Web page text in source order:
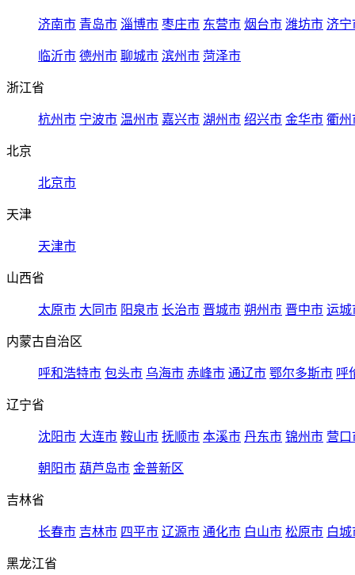
济南市 青岛市 淄博市 枣庄市 东营市 烟台市 潍坊市 济宁
临沂市 德州市 聊城市 滨州市 菏泽市
浙江省
杭州市 宁波市 温州市 嘉兴市 湖州市 绍兴市 金华市 衢州
北京
北京市
天津
天津市
山西省
太原市 大同市 阳泉市 长治市 晋城市 朔州市 晋中市 运城
内蒙古自治区
呼和浩特市 包头市 乌海市 赤峰市 通辽市 鄂尔多斯市 呼
辽宁省
沈阳市 大连市 鞍山市 抚顺市 本溪市 丹东市 锦州市 营口
朝阳市 葫芦岛市 金普新区
吉林省
长春市 吉林市 四平市 辽源市 通化市 白山市 松原市 白城
黑龙江省